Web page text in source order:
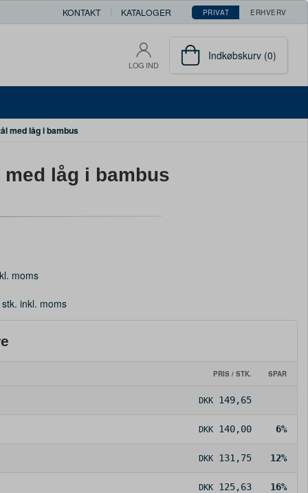
KONTAKT KATALOGER PRIVAT ERHVERV
LOG IND
Indkøbskurv (0)
med låg i bambus
låg i bambus
moms
stk. inkl. moms
PRIS / STK. SPAR
DKK 149,65
DKK 140,00 6%
DKK 131,75 12%
DKK 125,63 16%